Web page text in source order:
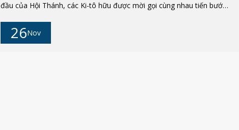
26Nov
đầu của Hội Thánh, các Ki-tô hữu được mời gọi cùng nhau tiến bước,
ban đó được diễn tả trong những lời của Kinh Tin Kính: “Chúng tôi tin
kính Đức Giê-su Ki-tô, Con Một Thiên Chúa, từ trời xuống để cứu độ